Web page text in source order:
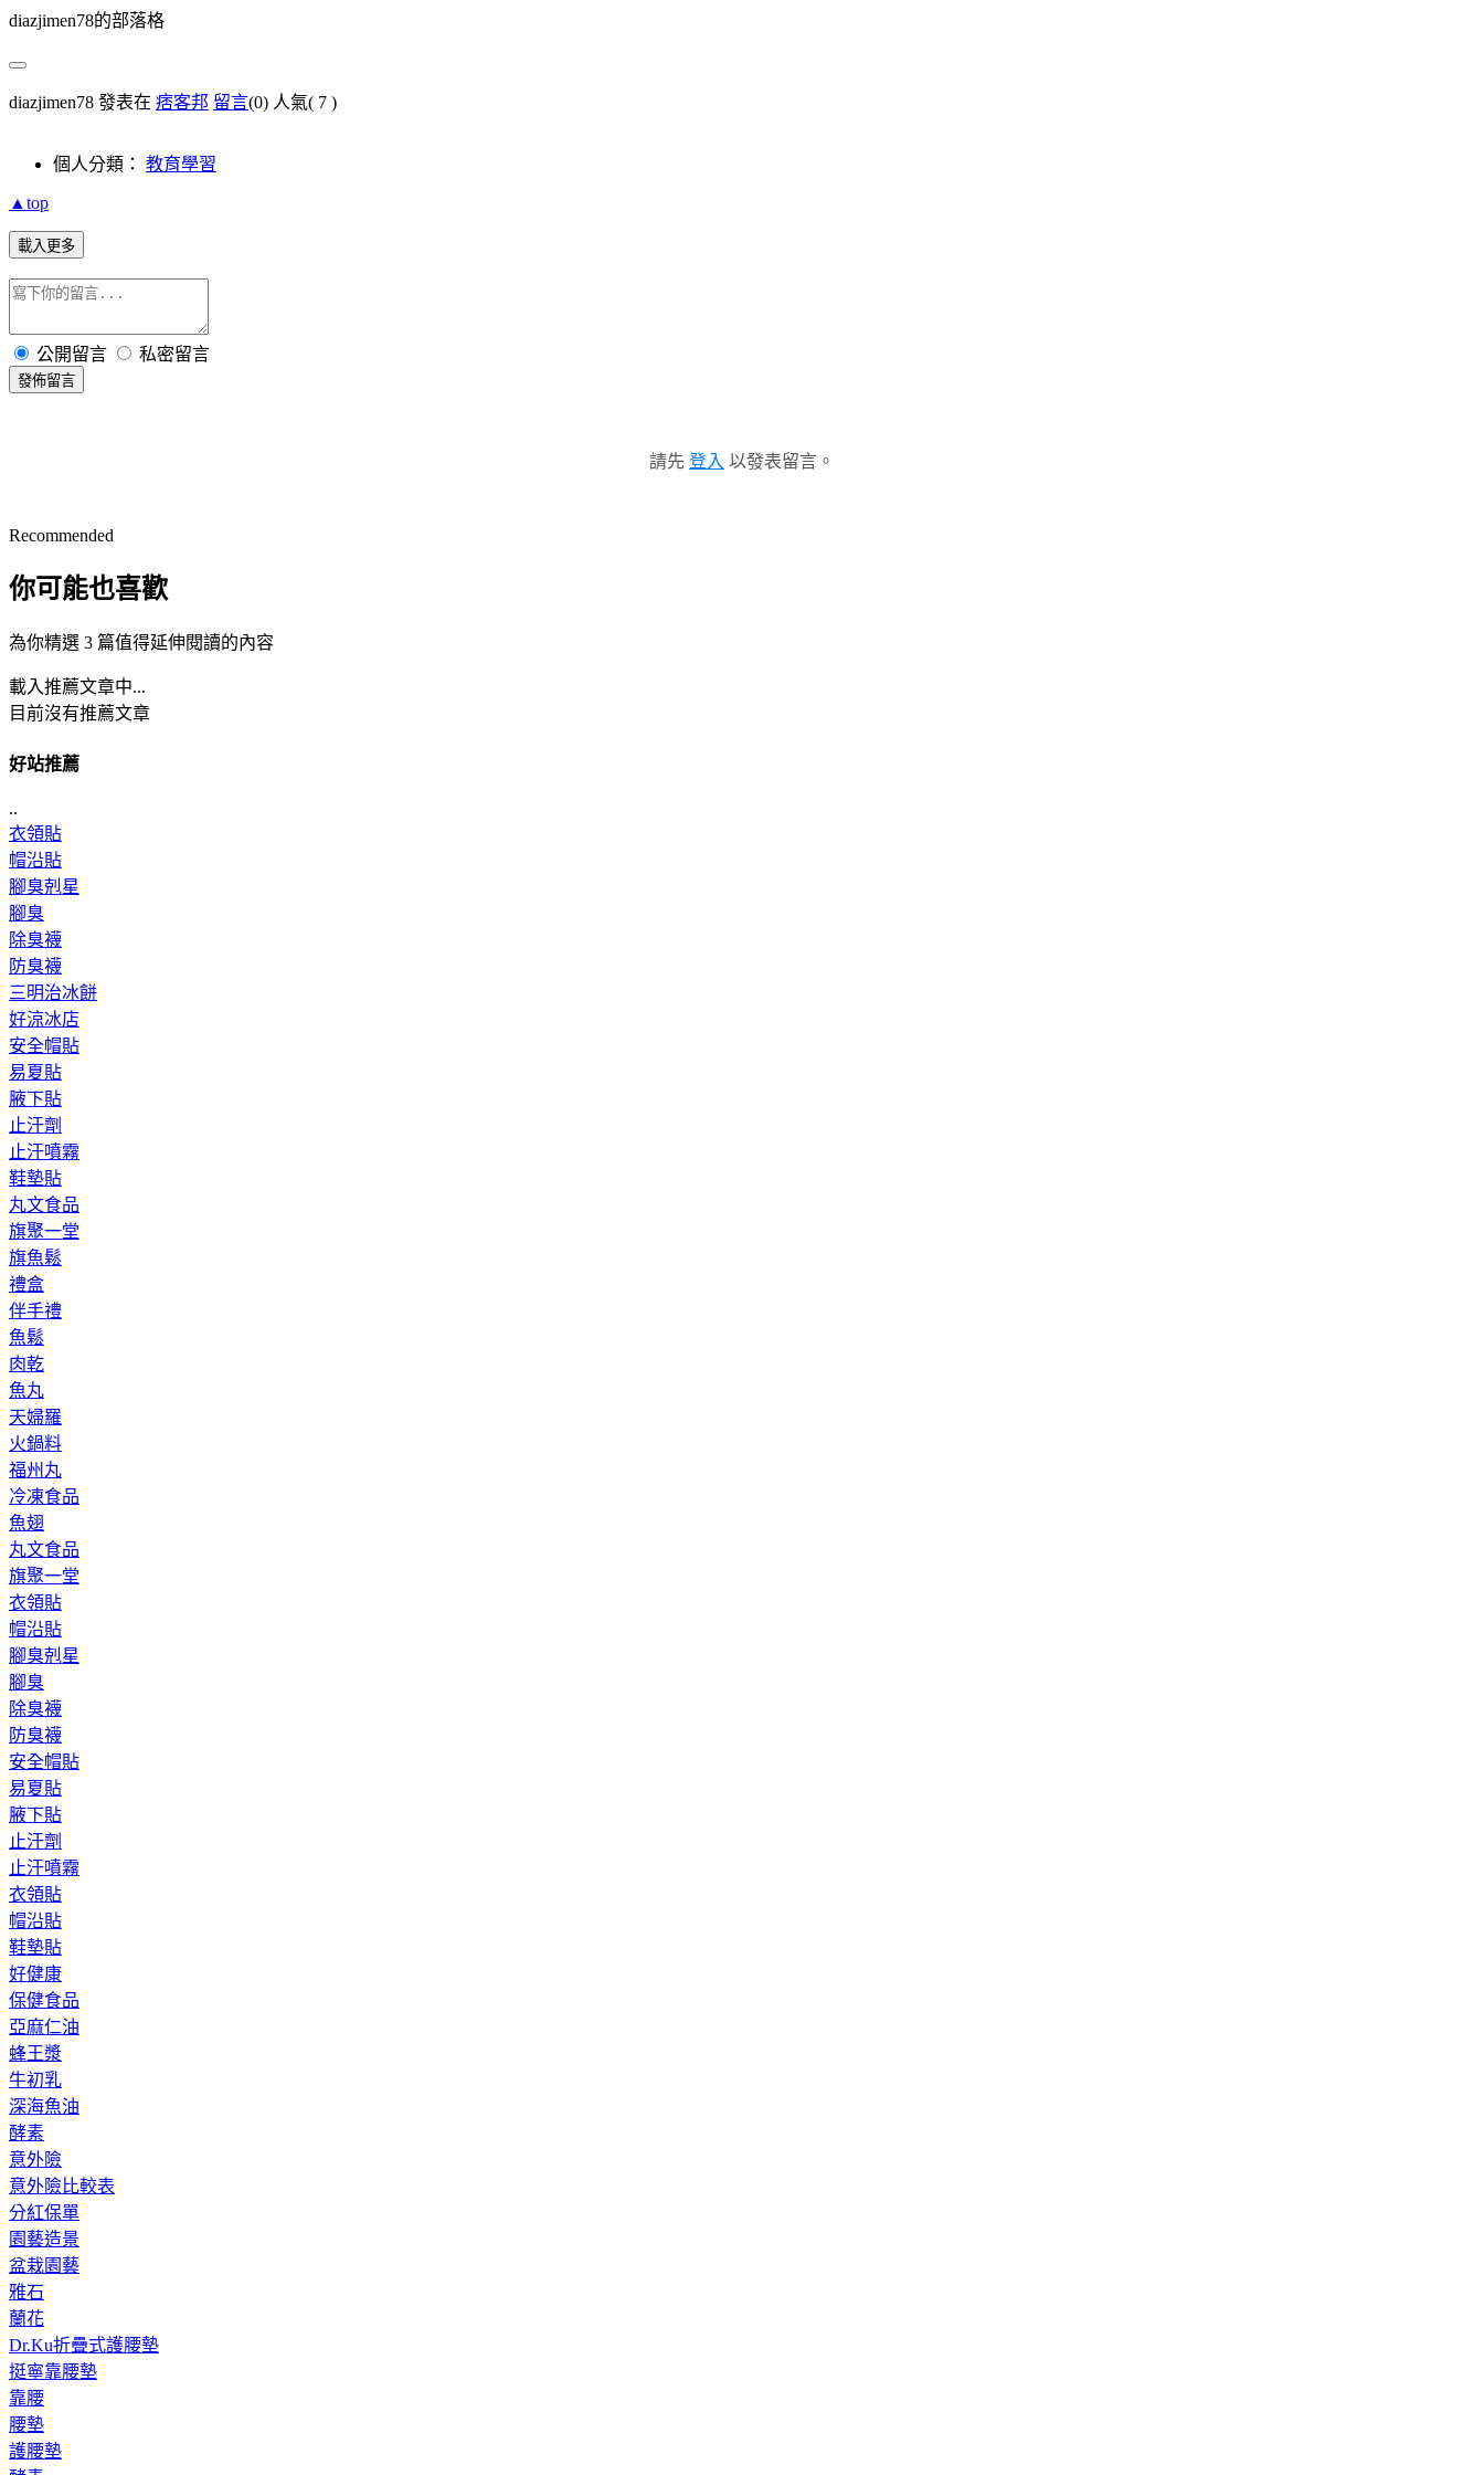
diazjimen78的部落格
diazjimen78 發表在 痞客邦 留言(0) 人氣( 7 )
個人分類： 教育學習
▲top
載入更多
公開留言 私密留言
發佈留言
請先 登入 以發表留言。
Recommended
你可能也喜歡
為你精選 3 篇值得延伸閱讀的內容
載入推薦文章中...
目前沒有推薦文章
好站推薦
..
衣領貼
帽沿貼
腳臭剋星
腳臭
除臭襪
防臭襪
三明治冰餅
好涼冰店
安全帽貼
易夏貼
腋下貼
止汗劑
止汗噴霧
鞋墊貼
丸文食品
旗聚一堂
旗魚鬆
禮盒
伴手禮
魚鬆
肉乾
魚丸
天婦羅
火鍋料
福州丸
冷凍食品
魚翅
丸文食品
旗聚一堂
衣領貼
帽沿貼
腳臭剋星
腳臭
除臭襪
防臭襪
安全帽貼
易夏貼
腋下貼
止汗劑
止汗噴霧
衣領貼
帽沿貼
鞋墊貼
好健康
保健食品
亞麻仁油
蜂王漿
牛初乳
深海魚油
酵素
意外險
意外險比較表
分紅保單
園藝造景
盆栽園藝
雅石
蘭花
Dr.Ku折疊式護腰墊
挺寧靠腰墊
靠腰
腰墊
護腰墊